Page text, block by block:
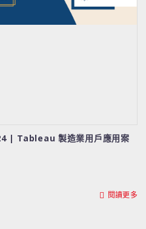
| Tableau 製造業用戶應用案
閱讀更多